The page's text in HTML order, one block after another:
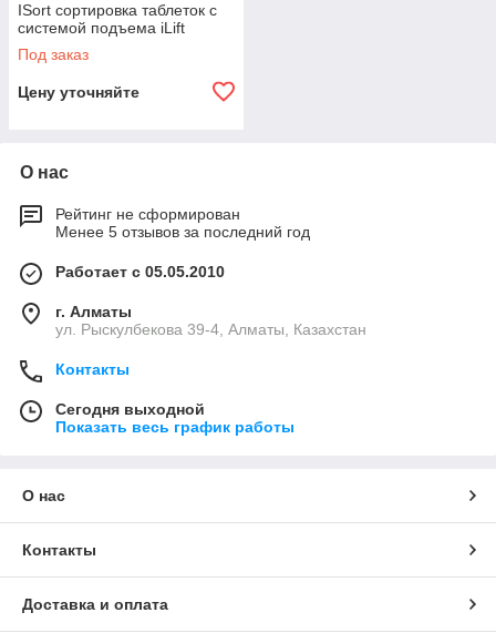
ISort сортировка таблеток с
системой подъема iLift
Под заказ
Цену уточняйте
О нас
Рейтинг не сформирован
Менее 5 отзывов за последний год
Работает с 05.05.2010
г. Алматы
ул. Рыскулбекова 39-4, Алматы, Казахстан
Контакты
Сегодня выходной
Показать весь график работы
О нас
Контакты
Доставка и оплата